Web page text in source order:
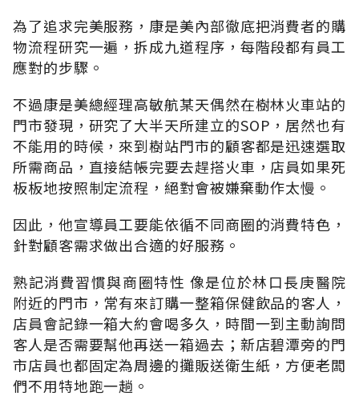
為了追求完美服務，康是美內部徹底把消費者的購
物流程研究一遍，拆成九道程序，每階段都有員工
應對的步驟。
不過康是美總經理高敏航某天偶然在樹林火車站的
門市發現，研究了大半天所建立的SOP，居然也有
不能用的時候，來到樹站門市的顧客都是迅速選取
所需商品，直接結帳完要去趕搭火車，店員如果死
板板地按照制定流程，絕對會被嫌棄動作太慢。
因此，他宣導員工要能依循不同商圈的消費特色，
針對顧客需求做出合適的好服務。
熟記消費習慣與商圈特性 像是位於林口長庚醫院
附近的門市，常有來訂購一整箱保健飲品的客人，
店員會記錄一箱大約會喝多久，時間一到主動詢問
客人是否需要幫他再送一箱過去；新店碧潭旁的門
市店員也都固定為周邊的攤販送衛生紙，方便老闆
們不用特地跑一趟。